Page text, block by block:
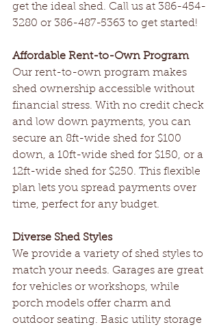
get the ideal shed. Call us at 386-454-
3280 or 386-487-5363 to get started!
Affordable Rent-to-Own Program
Our rent-to-own program makes
shed ownership accessible without
financial stress. With no credit check
and low down payments, you can
secure an 8ft-wide shed for $100
down, a 10ft-wide shed for $150, or a
12ft-wide shed for $250. This flexible
plan lets you spread payments over
time, perfect for any budget.
Diverse Shed Styles
We provide a variety of shed styles to
match your needs. Garages are great
for vehicles or workshops, while
porch models offer charm and
outdoor seating. Basic utility storage